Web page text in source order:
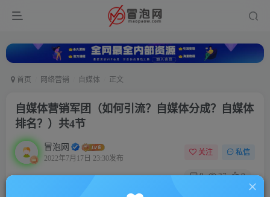
首页 网络营销 自媒体 正文
自媒体营销军团（如何引流？自媒体分成？自媒体
排名？）共4节
冒泡网
2022年7月17日 23:30发布
关注 私信
0 27 0